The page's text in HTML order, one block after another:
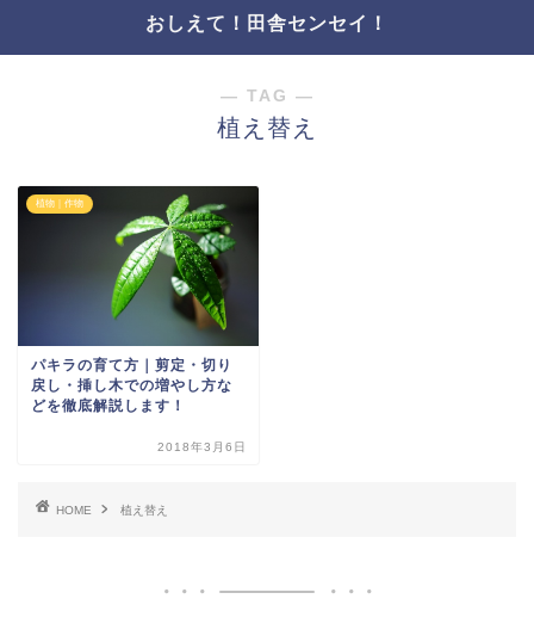
おしえて！田舎センセイ！
― TAG ―
植え替え
植物｜作物
パキラの育て方｜剪定・切り
戻し・挿し木での増やし方な
どを徹底解説します！
2018年3月6日
HOME 植え替え